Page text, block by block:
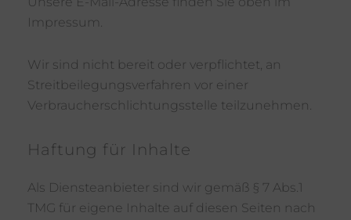
Impressum.
Wir sind nicht bereit oder verpflichtet, an
Streitbeilegungsverfahren vor einer
Verbraucherschlichtungsstelle teilzunehmen.
Haftung für Inhalte
Als Diensteanbieter sind wir gemäß § 7 Abs.1
TMG für eigene Inhalte auf diesen Seiten nach